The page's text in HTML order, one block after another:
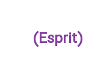
کدام سری عطر و ادکلن مردانه (Esprit)